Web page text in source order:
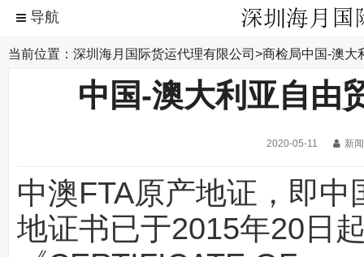
当前位置： 深圳海月国际货运代理有限公司 >商检局中国-澳大
中国-澳大利亚自由
2020-05-11 新
中澳FTA原产地证 ，即
地证书已于2015年20日